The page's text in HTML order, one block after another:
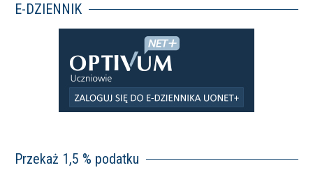
E-DZIENNIK
Przekaż 1,5 % podatku